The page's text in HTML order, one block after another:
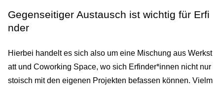
Gegenseitiger Austausch ist wichtig für Erfi
nder
Hierbei handelt es sich also um eine Mischung aus Werkst
att und Coworking Space, wo sich Erfinder*innen nicht nur
stoisch mit den eigenen Projekten befassen können. Vielm